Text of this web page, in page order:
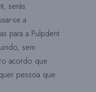
serás
se a
para a Pulpdent
sem
acordo que
pessoa que